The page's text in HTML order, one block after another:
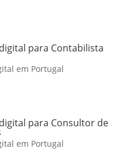
para Contabilista
em Portugal
para Consultor de
em Portugal